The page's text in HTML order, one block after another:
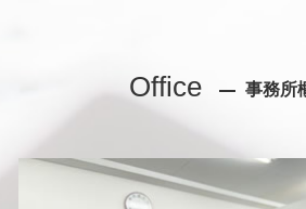
Office 事務所